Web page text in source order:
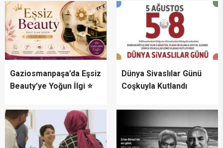
Gaziosmanpaşa’da Eşsiz
Beauty’ye Yoğun İlgi ⭐
Dünya Sivaslılar Günü
Coşkuyla Kutlandı